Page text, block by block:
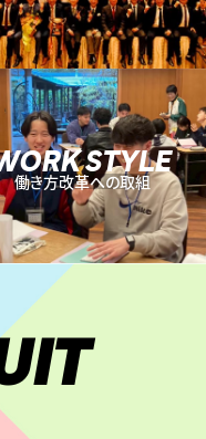
STYLE
働き方改革への取組